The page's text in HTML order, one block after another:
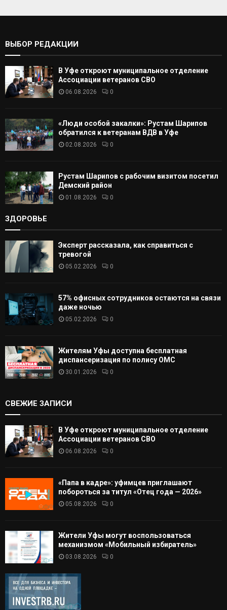
С
А
ВЫБОР РЕДАКЦИИ
В Уфе откроют муниципальное отделение
Ассоциации ветеранов СВО
06.08.2026 0
«Люди особой закалки»: Рустам Шарипов
обратился к ветеранам ВДВ в Уфе
02.08.2026 0
Рустам Шарипов с рабочим визитом посетил
Демский район
01.08.2026 0
ЗДОРОВЬЕ
Эксперт рассказала, как справиться с
тревогой
05.02.2026 0
57% офисных сотрудников остаются на связи
даже ночью
05.02.2026 0
Жителям Уфы доступна бесплатная
диспансеризация по полису ОМС
30.01.2026 0
СВЕЖИЕ ЗАПИСИ
В Уфе откроют муниципальное отделение
Ассоциации ветеранов СВО
06.08.2026 0
«Папа в кадре»: уфимцев приглашают
побороться за титул «Отец года — 2026»
05.08.2026 0
Жители Уфы могут воспользоваться
механизмом «Мобильный избиратель»
03.08.2026 0